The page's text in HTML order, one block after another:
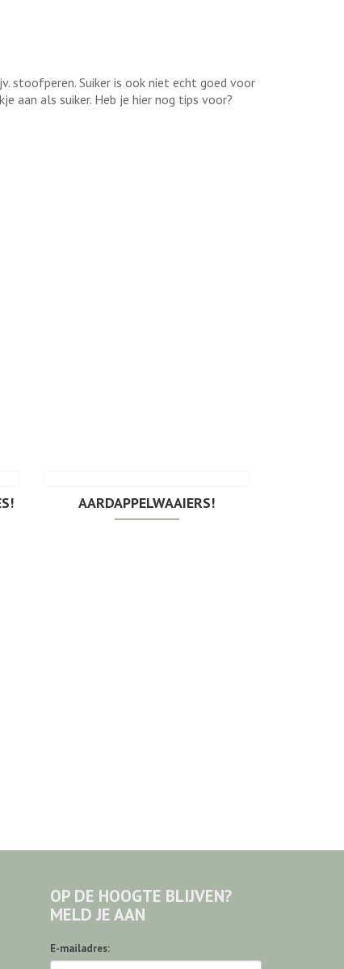
stoofperen. Suiker is ook niet echt goed voor
aan als suiker. Heb je hier nog tips voor?
AARDAPPELWAAIERS!
OP DE HOOGTE BLIJVEN?
MELD JE AAN
E-mailadres: